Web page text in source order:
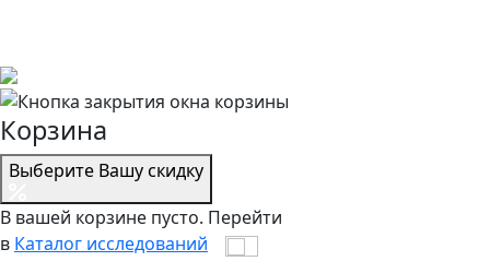
Корзина
Выберите Вашу скидку
В вашей корзине пусто. Перейти
в Каталог исследований